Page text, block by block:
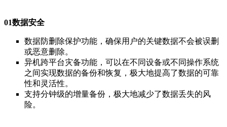
01数据安全
数据防删除保护功能，确保用户的关键数据不会被误删
或恶意删除。
异机跨平台灾备功能，可以在不同设备或不同操作系统
之间实现数据的备份和恢复，极大地提高了数据的可靠
性和灵活性。
支持分钟级的增量备份，极大地减少了数据丢失的风
险。